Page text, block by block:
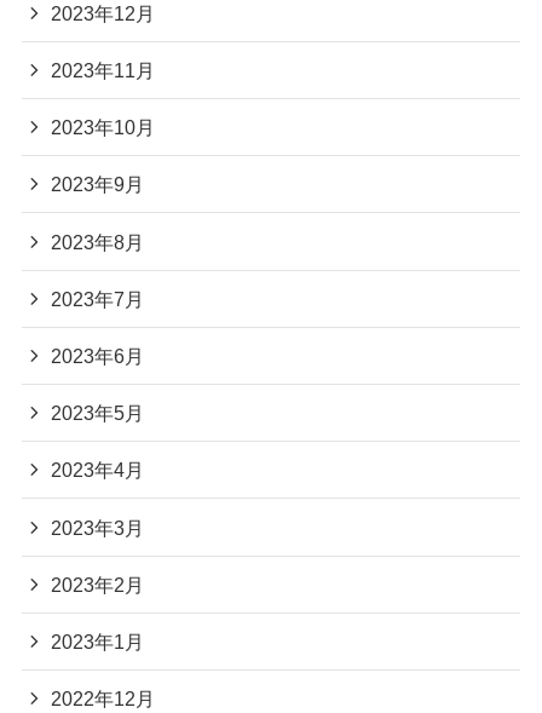
2023年12月
2023年11月
2023年10月
2023年9月
2023年8月
2023年7月
2023年6月
2023年5月
2023年4月
2023年3月
2023年2月
2023年1月
2022年12月